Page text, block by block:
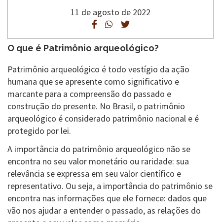
11 de agosto de 2022
O que é Patrimônio arqueológico?
Patrimônio arqueológico é todo vestígio da ação
humana que se apresente como significativo e
marcante para a compreensão do passado e
construção do presente. No Brasil, o patrimônio
arqueológico é considerado patrimônio nacional e é
protegido por lei.
A importância do patrimônio arqueológico não se
encontra no seu valor monetário ou raridade: sua
relevância se expressa em seu valor científico e
representativo. Ou seja, a importância do patrimônio se
encontra nas informações que ele fornece: dados que
vão nos ajudar a entender o passado, as relações do